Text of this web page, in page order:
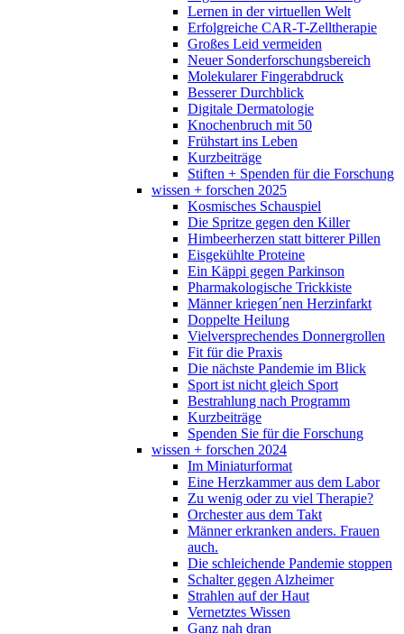
Lernen in der virtuellen Welt
Erfolgreiche CAR-T-Zelltherapie
Großes Leid vermeiden
Neuer Sonderforschungsbereich
Molekularer Fingerabdruck
Besserer Durchblick
Digitale Dermatologie
Knochenbruch mit 50
Frühstart ins Leben
Kurzbeiträge
Stiften + Spenden für die Forschung
wissen + forschen 2025
Kosmisches Schauspiel
Die Spritze gegen den Killer
Himbeerherzen statt bitterer Pillen
Eisgekühlte Proteine
Ein Käppi gegen Parkinson
Pharmakologische Trickkiste
Männer kriegen´nen Herzinfarkt
Doppelte Heilung
Vielversprechendes Donnergrollen
Fit für die Praxis
Die nächste Pandemie im Blick
Sport ist nicht gleich Sport
Bestrahlung nach Programm
Kurzbeiträge
Spenden Sie für die Forschung
wissen + forschen 2024
Im Miniaturformat
Eine Herzkammer aus dem Labor
Zu wenig oder zu viel Therapie?
Orchester aus dem Takt
Männer erkranken anders. Frauen
auch.
Die schleichende Pandemie stoppen
Schalter gegen Alzheimer
Strahlen auf der Haut
Vernetztes Wissen
Ganz nah dran